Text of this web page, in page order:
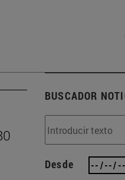
BUSCADOR
Desde